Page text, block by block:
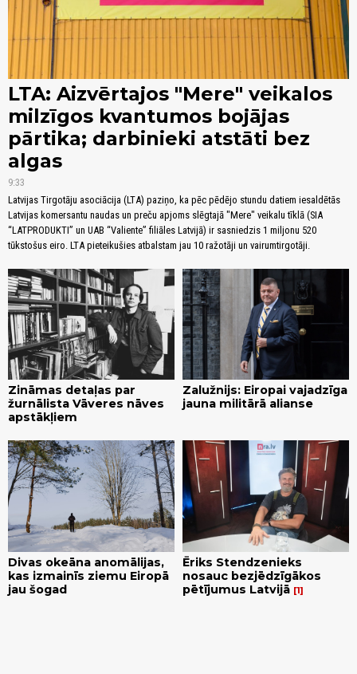
LTA: Aizvērtajos "Mere" veikalos
milzīgos kvantumos bojājas
pārtika; darbinieki atstāti bez
algas
9:33
Latvijas Tirgotāju asociācija (LTA) paziņo, ka pēc pēdējo stundu datiem iesaldētās
Latvijas komersantu naudas un preču apjoms slēgtajā "Mere" veikalu tīklā (SIA
“LATPRODUKTI” un UAB “Valiente” filiāles Latvijā) ir sasniedzis 1 miljonu 520
tūkstošus eiro. LTA pieteikušies atbalstam jau 10 ražotāji un vairumtirgotāji.
Zināmas detaļas par
žurnālista Vāveres nāves
apstākļiem
Zalužnijs: Eiropai vajadzīga
jauna militārā alianse
Divas okeāna anomālijas,
kas izmainīs ziemu Eiropā
jau šogad
Ēriks Stendzenieks
nosauc bezjēdzīgākos
pētījumus Latvijā 1